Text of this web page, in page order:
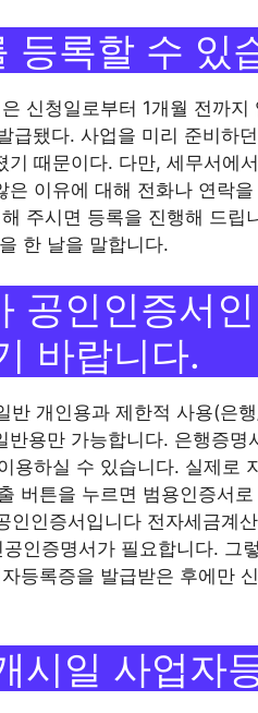
등록할 수 있
신청일로부터 1개월 전까
급됐다. 사업을 미리 준비하
때문이다. 다만, 세무서에
이유에 대해 전화나 연락
주시면 등록을 진행해 드립
한 날을 말합니다.
공인인증서
바랍니다.
반 개인용과 제한적 사용(은
용만 가능합니다. 은행증명
용하실 수 있습니다. 실제로
버튼을 누르면 범용인증서
인증서입니다 전자세금계
인증명서가 필요합니다. 그
등록증을 발급받은 후에만
시일 사업자